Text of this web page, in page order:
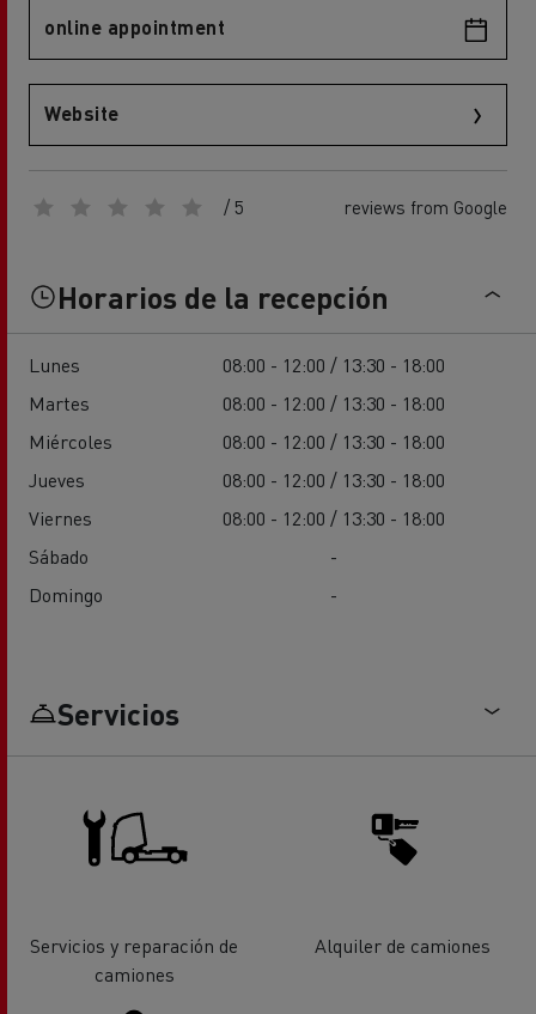
online appointment
Website
/ 5 reviews from Google
Horarios de la recepción
Lunes
08:00 - 12:00 / 13:30 - 18:00
Martes
08:00 - 12:00 / 13:30 - 18:00
Miércoles
08:00 - 12:00 / 13:30 - 18:00
Jueves
08:00 - 12:00 / 13:30 - 18:00
Viernes
08:00 - 12:00 / 13:30 - 18:00
Sábado
-
Domingo
-
Servicios
Servicios y reparación de
camiones
Alquiler de camiones